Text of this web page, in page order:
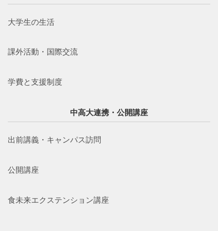
大学生の生活
課外活動・国際交流
学費と支援制度
中高大連携・公開講座
出前講義・キャンパス訪問
公開講座
食未来エクステンション講座